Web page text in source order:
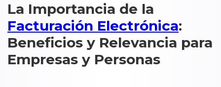
La Importancia de la
Facturación Electrónica:
Beneficios y Relevancia para
Empresas y Personas